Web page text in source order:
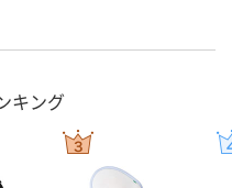
キング